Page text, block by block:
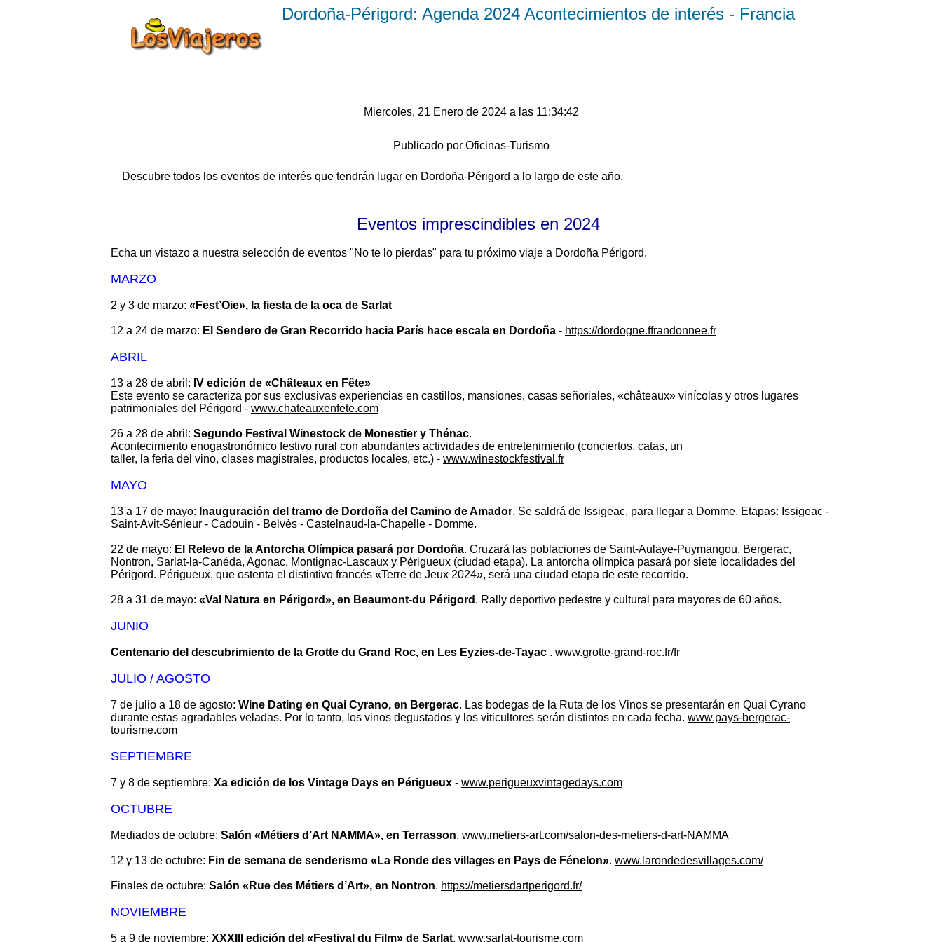
Dordoña-Périgord: Agenda 2024 Acontecimientos de interés - Francia
Miercoles, 21 Enero de 2024 a las 11:34:42
Publicado por Oficinas-Turismo
Descubre todos los eventos de interés que tendrán lugar en Dordoña-Périgord a lo largo de este año.
Eventos imprescindibles en 2024
Echa un vistazo a nuestra selección de eventos "No te lo pierdas" para tu próximo viaje a Dordoña Périgord.
MARZO
2 y 3 de marzo: «Fest’Oie», la fiesta de la oca de Sarlat
12 a 24 de marzo: El Sendero de Gran Recorrido hacia París hace escala en Dordoña - https://dordogne.ffrandonnee.fr
ABRIL
13 a 28 de abril: IV edición de «Châteaux en Fête»
Este evento se caracteriza por sus exclusivas experiencias en castillos, mansiones, casas señoriales, «châteaux» vinícolas y otros lugares
patrimoniales del Périgord - www.chateauxenfete.com
26 a 28 de abril: Segundo Festival Winestock de Monestier y Thénac.
Acontecimiento enogastronómico festivo rural con abundantes actividades de entretenimiento (conciertos, catas, un
taller, la feria del vino, clases magistrales, productos locales, etc.) - www.winestockfestival.fr
MAYO
13 a 17 de mayo: Inauguración del tramo de Dordoña del Camino de Amador. Se saldrá de Issigeac, para llegar a Domme. Etapas: Issigeac -
Saint-Avit-Sénieur - Cadouin - Belvès - Castelnaud-la-Chapelle - Domme.
22 de mayo: El Relevo de la Antorcha Olímpica pasará por Dordoña. Cruzará las poblaciones de Saint-Aulaye-Puymangou, Bergerac,
Nontron, Sarlat-la-Canéda, Agonac, Montignac-Lascaux y Périgueux (ciudad etapa). La antorcha olímpica pasará por siete localidades del
Périgord. Périgueux, que ostenta el distintivo francés «Terre de Jeux 2024», será una ciudad etapa de este recorrido.
28 a 31 de mayo: «Val Natura en Périgord», en Beaumont-du Périgord . Rally deportivo pedestre y cultural para mayores de 60 años.
JUNIO
Centenario del descubrimiento de la Grotte du Grand Roc, en Les Eyzies-de-Tayac . www.grotte-grand-roc.fr/fr
JULIO / AGOSTO
7 de julio a 18 de agosto: Wine Dating en Quai Cyrano, en Bergerac. Las bodegas de la Ruta de los Vinos se presentarán en Quai Cyrano
durante estas agradables veladas. Por lo tanto, los vinos degustados y los viticultores serán distintos en cada fecha. www.pays-bergerac-
tourisme.com
SEPTIEMBRE
7 y 8 de septiembre: Xa edición de los Vintage Days en Périgueux - www.perigueuxvintagedays.com
OCTUBRE
Mediados de octubre: Salón «Métiers d’Art NAMMA», en Terrasson. www.metiers-art.com/salon-des-metiers-d-art-NAMMA
12 y 13 de octubre: Fin de semana de senderismo «La Ronde des villages en Pays de Fénelon». www.larondedesvillages.com/
Finales de octubre: Salón «Rue des Métiers d’Art», en Nontron. https://metiersdartperigord.fr/
NOVIEMBRE
5 a 9 de noviembre: XXXIII edición del «Festival du Film» de Sarlat. www.sarlat-tourisme.com